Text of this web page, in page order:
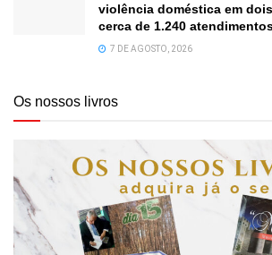
violência doméstica em
cerca de 1.240
7 DE AGOSTO, 2026
Os nossos livros